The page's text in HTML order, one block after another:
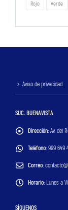
Rojo Verde
Aviso de privacidad
SUC. BUENAVISTA
Dirección: Av. del
Teléfono: 999 649
Correo:
Horario: Lunes a
SÍGUENOS